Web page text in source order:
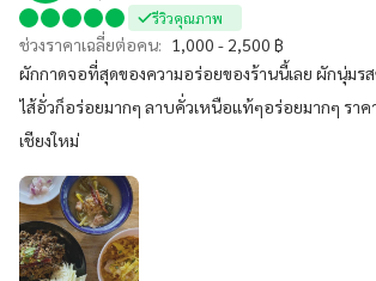
รีวิวคุณภาพ
ช่วงราคาเฉลี่ยต่อคน: 1,000 - 2,500 ฿
ผักกาดจอที่สุดของความอร่อยของร้านนี้เลย ผักนุ่มร
ไส้อั่วก็อร่อยมากๆ ลาบคั่วเหนือแท้ๆอร่อยมากๆ รา
เชียงใหม่